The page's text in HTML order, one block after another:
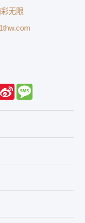
无限
Sina Message